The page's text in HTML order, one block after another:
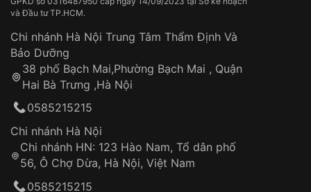
làm việc
Áp dụng cho tất cả tỉnh thành trên toàn quốc
Thời gian tính từ khi xác nhận đơn hàng thành
công
Hotline: 0585 215 215
Từ khóa SEO:
Hao mòn tự nhiên theo thời gian:
Dây đeo
Sản phẩm đã bị:
Tự ý sửa chữa
thống VNLUX
và Đầu tư TP.HCM.
Chi nhánh Hà Nội Trung Tâm Thẩm Định Và
Bảo Dưỡng
38 phố Bạch Mai,Phường Bạch Mai , Quận
Hai Bà Trưng ,Hà Nội
0585215215
Chi nhánh Hà Nội
Chi nhánh HN: 123 Hào Nam, Tổ dân phố
56, Ô Chợ Dừa, Hà Nội, Việt Nam
0585215215